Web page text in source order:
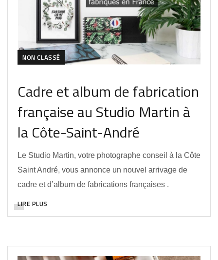
NON CLASSÉ
Cadre et album de fabrication
française au Studio Martin à
la Côte-Saint-André
Le Studio Martin, votre photographe conseil à la Côte
Saint André, vous annonce un nouvel arrivage de
cadre et d’album de fabrications françaises .
LIRE PLUS